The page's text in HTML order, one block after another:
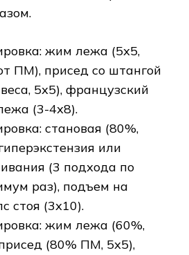
жим лежа (5х5,
ПМ), присед со штангой
5х5), французский
(3-4х8).
становая (80%,
или
(3 подхода по
раз), подъем на
стоя (3х10).
жим лежа (60%,
(80% ПМ, 5х5),